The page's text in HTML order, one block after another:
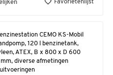
Favorietenlijst
CEMO KS-Mobil
120 l benzinetank,
ATEX, B x 800 x D 600
diverse afmetingen